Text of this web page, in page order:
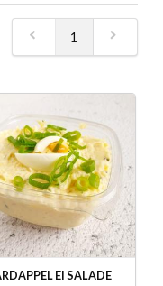
1
EI SALADE